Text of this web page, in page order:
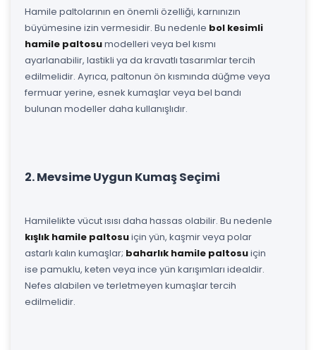
Hamile paltolarının en önemli özelliği, karnınızın
büyümesine izin vermesidir. Bu nedenle bol kesimli
hamile paltosumodelleri veya bel kısmı
ayarlanabilir, lastikli ya da kravatlı tasarımlar tercih
edilmelidir. Ayrıca, paltonun ön kısmında düğme veya
fermuar yerine, esnek kumaşlar veya bel bandı
bulunan modeller daha kullanışlıdır.
2. Mevsime Uygun Kumaş Seçimi
Hamilelikte vücut ısısı daha hassas olabilir. Bu nedenle
kışlık hamile paltosuiçin yün, kaşmir veya polar
astarlı kalın kumaşlar; baharlık hamile paltosuiçin
ise pamuklu, keten veya ince yün karışımları idealdir.
Nefes alabilen ve terletmeyen kumaşlar tercih
edilmelidir.